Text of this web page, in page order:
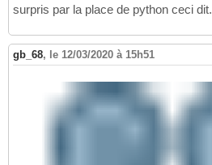
surpris par la place de python ceci dit.
gb_68, le 12/03/2020 à 15h51